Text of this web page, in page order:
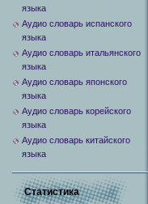
языка
Аудио словарь испанского
языка
Аудио словарь итальянского
языка
Аудио словарь японского
языка
Аудио словарь корейского
языка
Аудио словарь китайского
языка
Статистика